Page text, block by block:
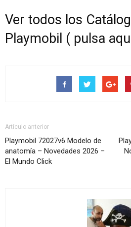
Ver todos los
Playmobil ( pulsa
Artículo anterior
Playmobil 72027v6 Modelo de
anatomía – Novedades 2026 –
El Mundo Click